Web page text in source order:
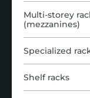
Multi-storey
(mezzanines)
Specialized
Shelf racks